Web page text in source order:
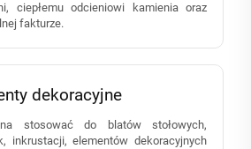
ciepłemu odcieniowi kamienia oraz
fakturze.
dekoracyjne
stosować do blatów stołowych,
inkrustacji, elementów dekoracyjnych